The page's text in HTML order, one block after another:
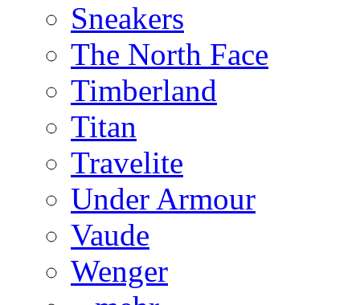
Sneakers
The North Face
Timberland
Titan
Travelite
Under Armour
Vaude
Wenger